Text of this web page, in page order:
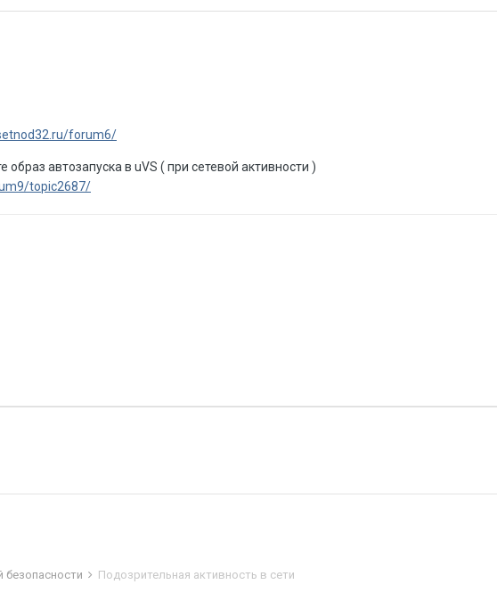
forum6/
образ автозапуска в uVS ( при сетевой активности )
topic2687/
Подозрительная активность в сети